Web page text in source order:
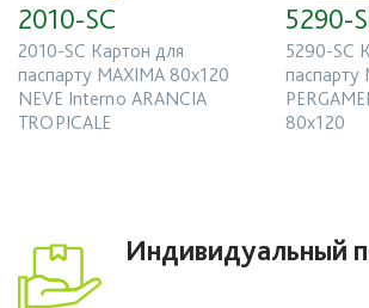
2010-SC
2010-SC Картон для
паспарту MAXIMA 80x120
NEVE Interno ARANCIA
TROPICALE
5290-
5290-SC
паспарту
80x120
Индивидуальный